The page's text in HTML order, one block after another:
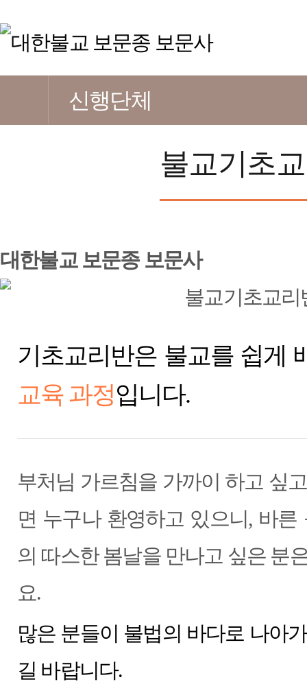
신행단체
불교기초
대한불교 보문종 보문사
기초교리반은 불교를 쉽게
교육 과정입니다.
부처님 가르침을 가까이 하고 싶
면 누구나 환영하고 있으니, 바
의 따스한 봄날을 만나고 싶은 분
요.
많은 분들이 불법의 바다로 나아
길 바랍니다.